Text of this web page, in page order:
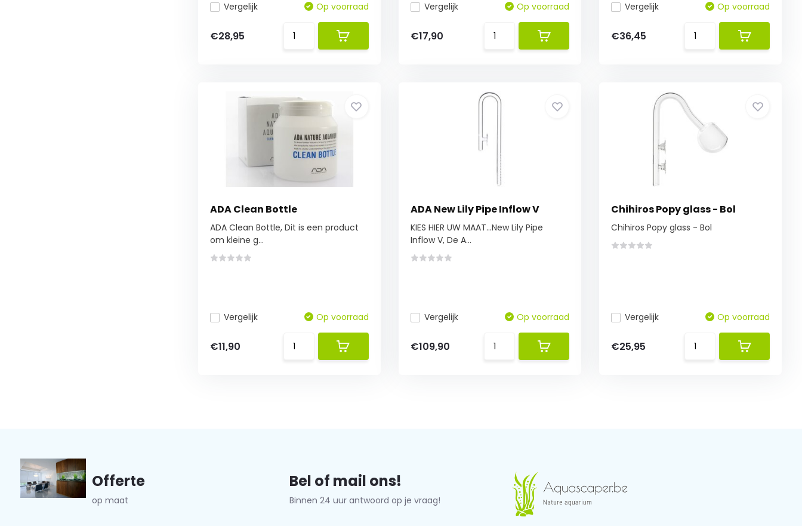
Vergelijk Op voorraad
€28,95
Vergelijk Op voorraad
€17,90
Vergelijk Op voorraad
€36,45
ADA Clean Bottle
ADA Clean Bottle, Dit is een product
om kleine g...
Vergelijk Op voorraad
€11,90
ADA New Lily Pipe Inflow V
KIES HIER UW MAAT...New Lily Pipe
Inflow V, De A...
Vergelijk Op voorraad
€109,90
Chihiros Popy glass - Bol
Chihiros Popy glass - Bol
Vergelijk Op voorraad
€25,95
Offerte
op maat
Bel of mail ons!
Binnen 24 uur antwoord op je vraag!